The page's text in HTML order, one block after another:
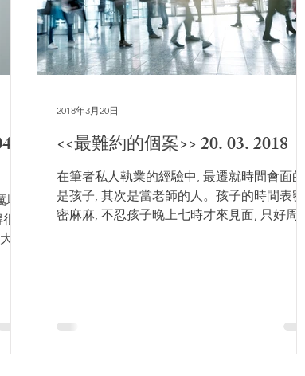
的
<<最難約的個案>> 20. 03. 2018
在筆者私人執業的經驗中, 最遷就時間會面的,
是孩子, 其次是當老師的人。孩子的時間表密
密麻麻, 不忍孩子晚上七時才來見面, 只好周六
2018年3月20日